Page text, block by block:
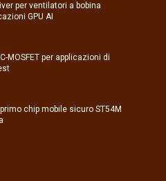
per ventilatori a bobina
GPU AI
MOSFET per applicazioni di
chip mobile sicuro ST54M